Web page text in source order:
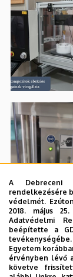
A Debreceni
rendelkezésére
védelmét.
2018. május
Adatvédelmi
beépítette a
Egyetem
érvényben lévő
követve